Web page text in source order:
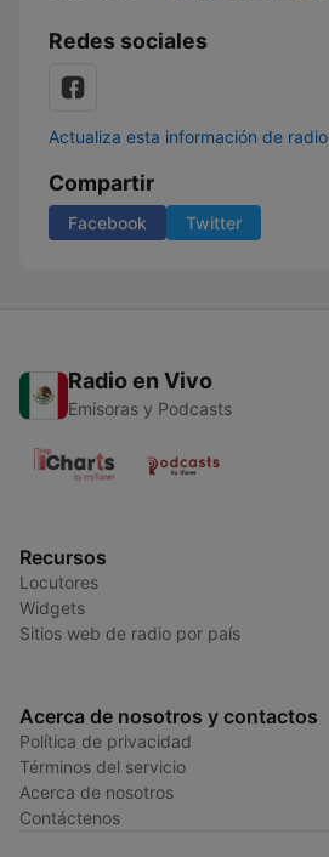
Redes sociales
Actualiza esta información de radio
Compartir
Facebook Twitter
Radio en Vivo
Emisoras y Podcasts
Recursos
Locutores
Widgets
Sitios web de radio por país
Acerca de nosotros y contactos
Política de privacidad
Términos del servicio
Acerca de nosotros
Contáctenos